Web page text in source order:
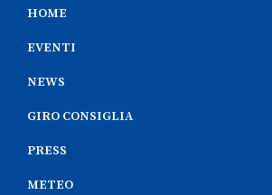
HOME
EVENTI
NEWS
GIRO CONSIGLIA
PRESS
METEO